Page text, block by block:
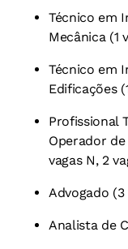
Técnico em
Mecânica (1
Técnico em
Edificações
Profissional
Operador de
vagas N, 2
Advogado (3
Analista de